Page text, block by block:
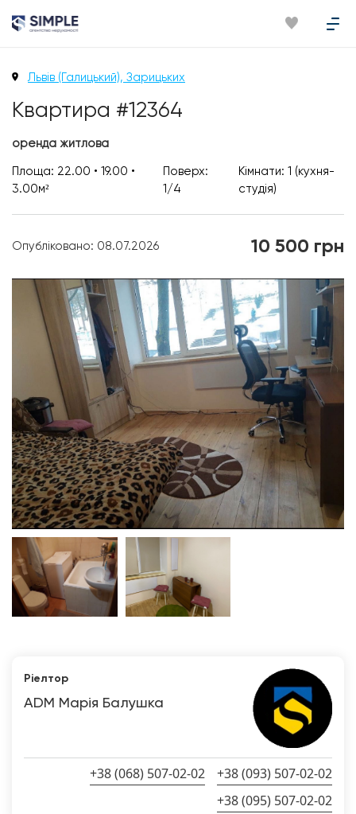
Львів (Галицький), Зарицьких
Квартира #12364
оренда житлова
Площа: 22.00 • 19.00 •
3.00м²
Поверх:
1/4
Кімнати: 1 (кухня-
студія)
Опубліковано: 08.07.2026 10 500 грн
Ріелтор
ADM Марія Балушка
+38 (068) 507-02-02
+38 (093) 507-02-02
+38 (095) 507-02-02